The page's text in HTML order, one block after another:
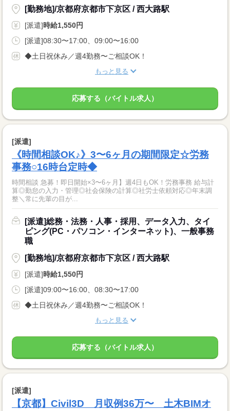
[勤務地]/京都府京都市下京区 / 西大路駅
[派遣]時給1,550円
[派遣]08:30〜17:00、09:00〜16:00
◆土日祝休み／週4勤務〜ご相談OK！
もっと見る
応募する（バイトル求人）
[派遣]
《時間相談OK♪》3〜6ヶ月の期間限定☆労務
事務○16時台定時◆
時間相談 急募！即日開始×3〜6ヶ月】週4日もOK！労務事務 給与計
算◎勤怠の入力・管理◎社会保険の計算◎社労士依頼対応◎年末調
整＼常に先輩の目が...
[派遣]総務・法務・人事・採用、データ入力、タイ
ピング(PC・パソコン・インターネット)、一般事務
職
[勤務地]/京都府京都市下京区 / 西大路駅
[派遣]時給1,550円
[派遣]09:00〜16:00、08:30〜17:00
◆土日祝休み／週4勤務〜ご相談OK！
もっと見る
応募する（バイトル求人）
[派遣]
【京都】Civil3D 月収例36万〜 土木BIMオ